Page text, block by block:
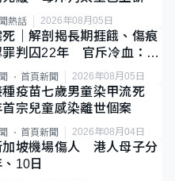
熱話 2026年08月05日
｜解剖揭長期捱餓、傷痕
判囚22年 官斥冷血：同
首頁新聞 2026年08月05日
疫苗七歲男童染甲流死
宗兒童感染離世個案
首頁新聞 2026年08月04日
加坡機場傷人 港人母子分
10日